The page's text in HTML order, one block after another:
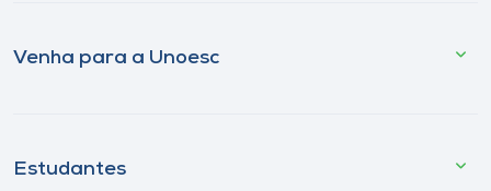
Venha para a Unoesc
Estudantes